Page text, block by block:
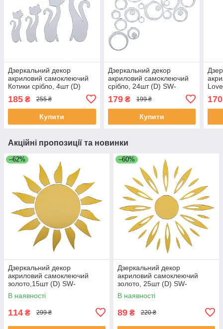
Дзеркальний декор
акриловий самоклеючий
Котики срібло, 4шт (D)
185 ₴ 255 ₴
Купити
Дзеркальний декор
акриловий самоклеючий
срібло, 24шт (D) SW-
179₴ 199 ₴
Купити
170
Акційні пропозиції та новинки
–62%
Дзеркальний декор
акриловий самоклеючий
золото,15шт (D) SW-
00002502
В наявності
114 ₴ 299 ₴
–60%
Дзеркальний декор
акриловий самоклеючий
золото, 25шт (D) SW-
00002522
В наявності
89 ₴ 220 ₴